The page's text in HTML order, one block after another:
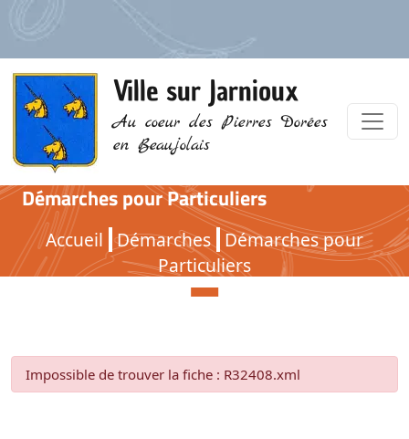
Ville sur Jarnioux
Au coeur des Pierres Dorées
en Beaujolais
Démarches pour Particuliers
Accueil Démarches Démarches pour
Particuliers
Démarches pour Particuliers
Impossible de trouver la fiche : R32408.xml